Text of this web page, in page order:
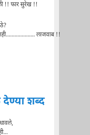
!! फार सुरेख !!
लाजवाब !!
शब्द